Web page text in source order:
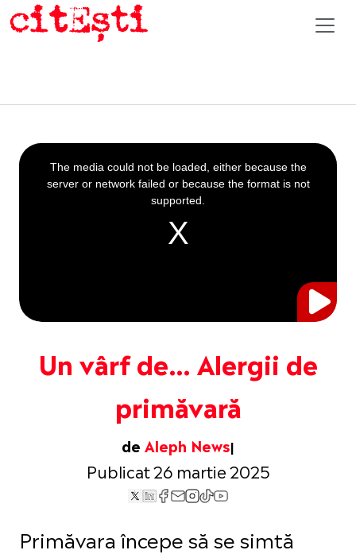
Un vârf de… Alergii de
primăvară
de Aleph News
Publicat 26 martie 2025
This
is
a
The media could not be loaded, either because the
server or network failed or because the format is not
supported.
Primăvara începe să se simtă